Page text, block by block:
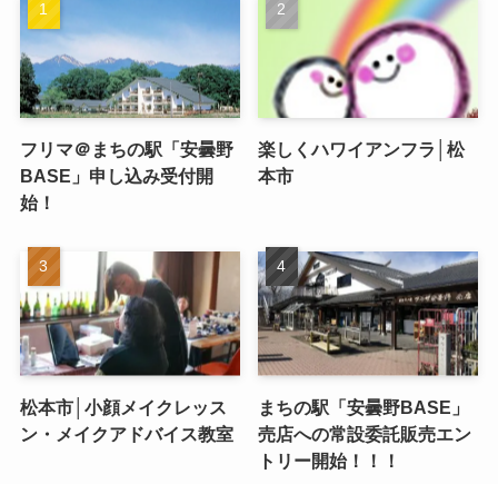
フリマ＠まちの駅「安曇野
BASE」申し込み受付開
始！
楽しくハワイアンフラ│松
本市
松本市│小顔メイクレッス
ン・メイクアドバイス教室
まちの駅「安曇野BASE」
売店への常設委託販売エン
トリー開始！！！